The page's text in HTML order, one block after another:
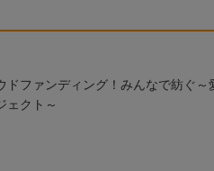
ドファンディング！みんなで紡ぐ～
ェクト～